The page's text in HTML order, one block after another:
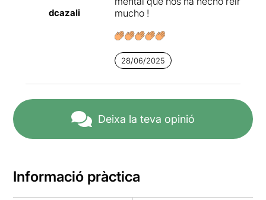
dcazali
mucho !
28/06/2025
Deixa la teva opinió
Informació pràctica